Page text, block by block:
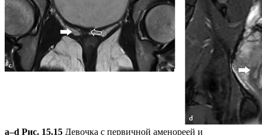
a–d Рис. 15.15 Девочка с первичной аменореей и